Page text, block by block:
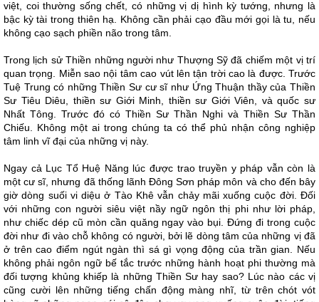
việt, coi thường sống chết, có những vị dị hình kỳ tướng, nhưng là
bậc kỳ tài trong thiên hạ. Không cần phải cạo đầu mới gọi là tu, nếu
không cạo sạch phiền não trong tâm.
Trong lịch sử Thiền những người như Thượng Sỹ đã chiếm một vị trí
quan trọng. Miễn sao nội tâm cao vút lên tận trời cao là được. Trước
Tuệ Trung có những Thiền Sư cư sĩ như Ứng Thuận thầy của Thiền
Sư Tiêu Diêu, thiền sư Giới Minh, thiền sư Giới Viên, và quốc sư
Nhất Tông. Trước đó có Thiền Sư Thần Nghi và Thiền Sư Thần
Chiếu. Không một ai trong chúng ta có thể phủ nhận công nghiệp
tâm linh vĩ đại của những vị này.
Ngay cả Lục Tổ Huệ Năng lúc được trao truyền y pháp vẫn còn là
một cư sĩ, nhưng đã thống lãnh Đông Sơn pháp môn và cho đến bây
giờ dòng suối vi diệu ở Tào Khê vẫn chảy mãi xuống cuộc đời. Đối
với những con người siêu việt nầy ngữ ngôn thị phi như lời pháp,
như chiếc dép cũ mòn cần quăng ngay vào bụi. Đứng đi trong cuộc
đời như đi vào chỗ không có người, bởi lẽ dòng tâm của những vị đã
ở trên cao điểm ngút ngàn thì sá gì vọng động của trần gian. Nếu
không phải ngôn ngữ bế tắc trước những hành hoạt phi thường mà
đối tượng khủng khiếp là những Thiền Sư hay sao? Lúc nào các vị
cũng cười lên những tiếng chấn động màng nhĩ, từ trên chót vót